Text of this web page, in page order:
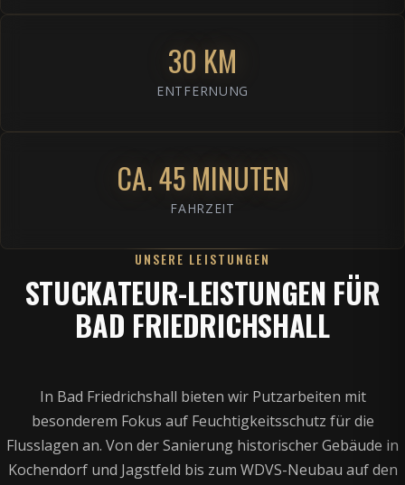
30 KM
ENTFERNUNG
CA. 45 MINUTEN
FAHRZEIT
UNSERE LEISTUNGEN
STUCKATEUR-LEISTUNGEN FÜR
BAD FRIEDRICHSHALL
In Bad Friedrichshall bieten wir Putzarbeiten mit
besonderem Fokus auf Feuchtigkeitsschutz für die
Flusslagen an. Von der Sanierung historischer Gebäude in
Kochendorf und Jagstfeld bis zum WDVS-Neubau auf den